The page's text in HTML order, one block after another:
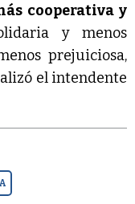
cooperativa y
y menos
prejuiciosa,
el intendente